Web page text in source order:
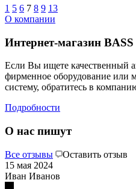
1 5 6 7 8 9 13
О компании
Интернет-магазин BASS
Если Вы ищете качественный
фирменное оборудование или
систему, обратитесь в
Подробности
О нас пишут
Все отзывы
Оставить отзыв
15 мая 2024
Иван Иванов